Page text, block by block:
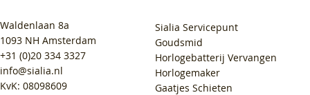
Waldenlaan 8a
1093 NH Amsterdam
+31 (0)20 334 3327
info@sialia.nl
KvK: 08098609
Sialia Servicepunt
Goudsmid
Horlogebatterij Vervangen
Horlogemaker
Gaatjes Schieten